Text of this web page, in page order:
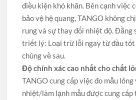
điều kiện khó khăn. Bên cạnh việc
bảo vệ hệ quang, TANGO không
rung và sự thay đổi nhiệt độ. Đằng
triết lý: Loại trừ lỗi ngay từ đầu tốt
chúng về sau.
Độ chính xác cao nhất cho chất
TANGO cung cấp việc đo mẫu
nhiệt/làm lạnh mẫu được cung